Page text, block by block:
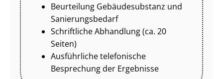
Beurteilung Gebäudesubstanz und
Sa­nie­rungs­be­darf
Schriftliche Abhandlung (ca. 20
Seiten)
Ausführliche telefonische
Besprechung der Ergebnisse